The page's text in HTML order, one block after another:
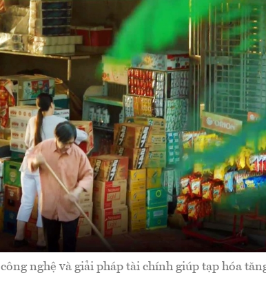
nghệ và giải pháp tài chính giúp tạp hóa